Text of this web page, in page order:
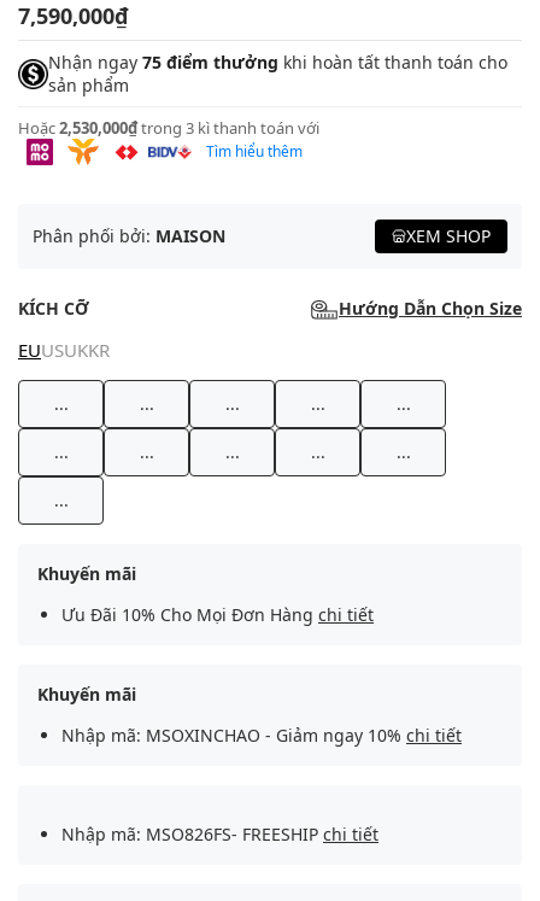
7,590,000₫
Nhận ngay 75 điểm thưởng khi hoàn tất thanh toán cho
sản phẩm
Hoặc2,530,000₫trong 3 kì thanh toán với
Tìm hiểu thêm
Phân phối bởi: MAISON XEM SHOP
KÍCH CỠ Hướng Dẫn Chọn Size
EUUSUKKR
... ... ... ... ...
... ... ... ... ...
...
Khuyến mãi
Ưu Đãi 10% Cho Mọi Đơn Hàng chi tiết
Khuyến mãi
Nhập mã: MSOXINCHAO - Giảm ngay 10% chi tiết
Nhập mã: MSO826FS- FREESHIP chi tiết